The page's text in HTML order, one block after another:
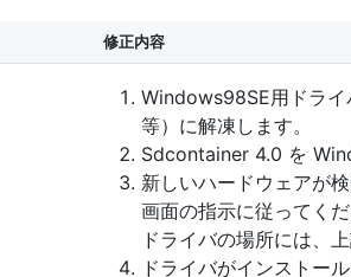
修正内容
Windows98SE用ドライ
等）に解凍します。
Sdcontainer 4.0 を
新しいハードウェアが
画面の指示に従ってくだ
ドライバの場所には、
ドライバがインストー